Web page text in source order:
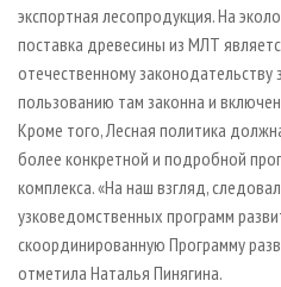
экспортная лесопродукция. На
поставка древесины из МЛТ
отечественному законодательству
пользованию там законна и
Кроме того, Лесная политика
более конкретной и подробной
комплекса. «На наш взгляд,
узковедомственных программ
скоординированную Программу
отметила Наталья Пинягина.